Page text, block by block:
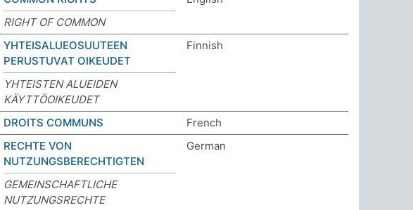
RIGHT OF COMMON
YHTEISALUEOSUUTEEN
PERUSTUVAT OIKEUDET
Finnish
YHTEISTEN ALUEIDEN
KÄYTTÖOIKEUDET
DROITS COMMUNS
French
RECHTE VON
NUTZUNGSBERECHTIGTEN
German
GEMEINSCHAFTLICHE
NUTZUNGSRECHTE